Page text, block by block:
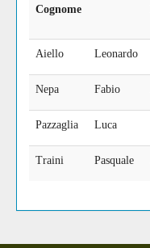
Cognome
Aiello Leonardo
Nepa Fabio
Pazzaglia Luca
Traini Pasquale